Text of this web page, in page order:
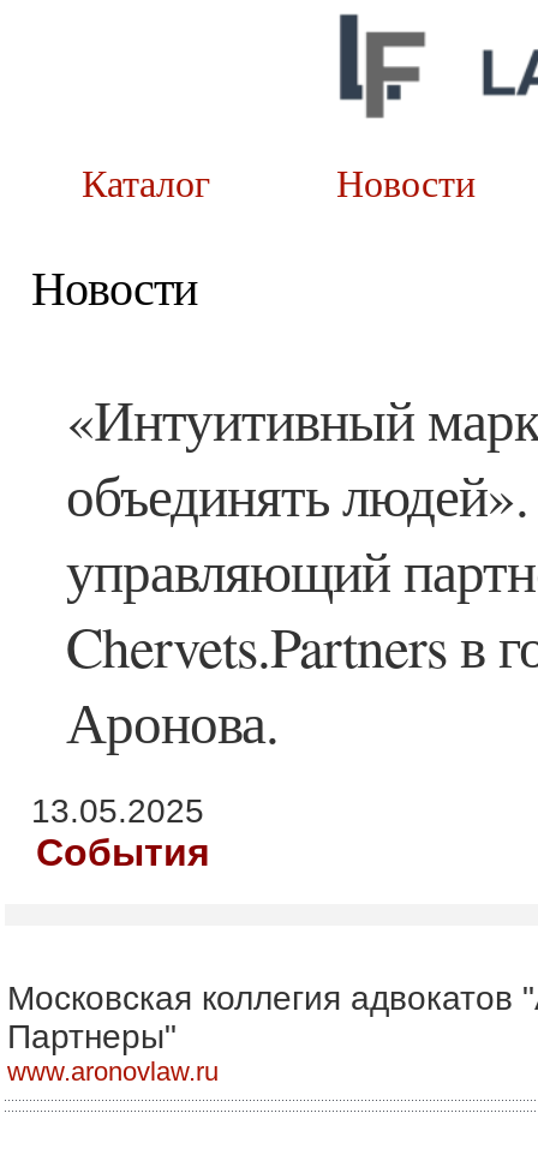
Каталог
Новости
«Интуитивный
объединять
управляющий
Chervets.Partners в
Аронова.
13.05.2025
События
Московская коллегия адвокатов
Партнеры"
www.aronovlaw.ru